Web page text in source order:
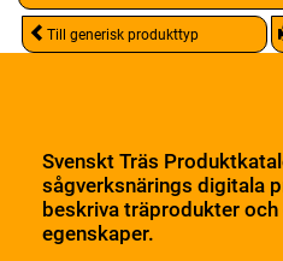
Till generisk produkttyp
Svenskt Träs
sågverksnärings digitala
beskriva träprodukter och
egenskaper.